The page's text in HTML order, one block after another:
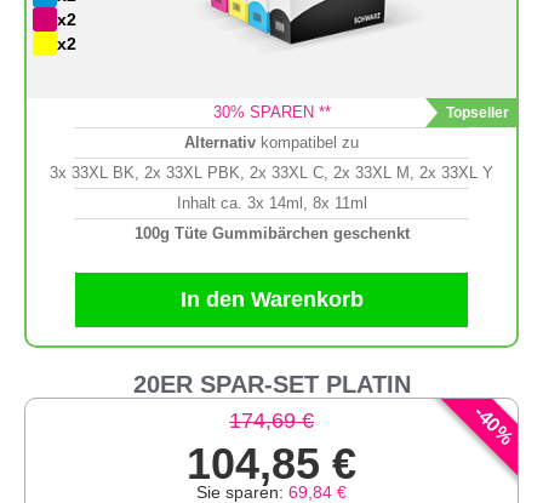
x2
x2
30% SPAREN **
Alternativ kompatibel zu
3x 33XL BK, 2x 33XL PBK, 2x 33XL C, 2x 33XL M, 2x 33XL Y
Inhalt ca. 3x 14ml, 8x 11ml
100g Tüte Gummibärchen geschenkt
In den Warenkorb
20ER SPAR-SET PLATIN
-
40
%
174,69 €
104,85 €
Sie sparen: 69,84 €